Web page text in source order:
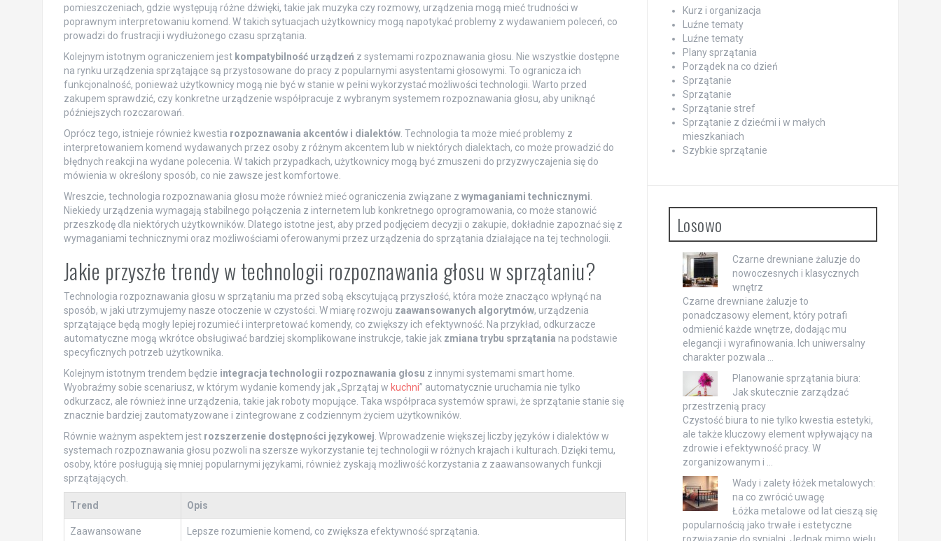
pomieszczeniach, gdzie występują różne dźwięki, takie jak muzyka czy rozmowy, urządzenia mogą mieć trudności w
poprawnym interpretowaniu komend. W takich sytuacjach użytkownicy mogą napotykać problemy z wydawaniem poleceń, co
prowadzi do frustracji i wydłużonego czasu sprzątania.
Kolejnym istotnym ograniczeniem jest kompatybilność urządzeń z systemami rozpoznawania głosu. Nie wszystkie dostępne
na rynku urządzenia sprzątające są przystosowane do pracy z popularnymi asystentami głosowymi. To ogranicza ich
funkcjonalność, ponieważ użytkownicy mogą nie być w stanie w pełni wykorzystać możliwości technologii. Warto przed
zakupem sprawdzić, czy konkretne urządzenie współpracuje z wybranym systemem rozpoznawania głosu, aby uniknąć
późniejszych rozczarowań.
Oprócz tego, istnieje również kwestia rozpoznawania akcentów i dialektów. Technologia ta może mieć problemy z
interpretowaniem komend wydawanych przez osoby z różnym akcentem lub w niektórych dialektach, co może prowadzić do
błędnych reakcji na wydane polecenia. W takich przypadkach, użytkownicy mogą być zmuszeni do przyzwyczajenia się do
mówienia w określony sposób, co nie zawsze jest komfortowe.
Wreszcie, technologia rozpoznawania głosu może również mieć ograniczenia związane z wymaganiami technicznymi
Niekiedy urządzenia wymagają stabilnego połączenia z internetem lub konkretnego oprogramowania, co może stanowić
przeszkodę dla niektórych użytkowników. Dlatego istotne jest, aby przed podjęciem decyzji o zakupie, dokładnie zapoznać się z
wymaganiami technicznymi oraz możliwościami oferowanymi przez urządzenia do sprzątania działające na tej technologii.
Jakie przyszłe trendy w technologii rozpoznawania głosu w sprzątaniu?
Technologia rozpoznawania głosu w sprzątaniu ma przed sobą ekscytującą przyszłość, która może znacząco wpłynąć na
sposób, w jaki utrzymujemy nasze otoczenie w czystości. W miarę rozwoju zaawansowanych algorytmów, urządzenia
sprzątające będą mogły lepiej rozumieć i interpretować komendy, co zwiększy ich efektywność. Na przykład, odkurzacze
automatyczne mogą wkrótce obsługiwać bardziej skomplikowane instrukcje, takie jak zmiana trybu sprzątania na podstawie
specyficznych potrzeb użytkownika.
Kolejnym istotnym trendem będzie integracja technologii rozpoznawania głosu z innymi systemami smart home.
Wyobraźmy sobie scenariusz, w którym wydanie komendy jak „Sprzątaj w kuchni” automatycznie uruchamia nie tylko
odkurzacz, ale również inne urządzenia, takie jak roboty mopujące. Taka współpraca systemów sprawi, że sprzątanie stanie się
znacznie bardziej zautomatyzowane i zintegrowane z codziennym życiem użytkowników.
Równie ważnym aspektem jest rozszerzenie dostępności językowej . Wprowadzenie większej liczby języków i dialektów w
systemach rozpoznawania głosu pozwoli na szersze wykorzystanie tej technologii w różnych krajach i kulturach. Dzięki temu,
osoby, które posługują się mniej popularnymi językami, również zyskają możliwość korzystania z zaawansowanych funkcji
sprzątających.
Trend Opis
Zaawansowane
Lepsze rozumienie komend, co zwiększa efektywność sprzątania.
Kurz i organizacja
Luźne tematy
Luźne tematy
Plany sprzątania
Porządek na co dzień
Sprzątanie
Sprzątanie
Sprzątanie stref
Sprzątanie z dziećmi i w małych
mieszkaniach
Szybkie sprzątanie
Losowo
Czarne drewniane żaluzje do
nowoczesnych i klasycznych
wnętrz
Czarne drewniane żaluzje to
ponadczasowy element, który potrafi
odmienić każde wnętrze, dodając mu
elegancji i wyrafinowania. Ich uniwersalny
charakter pozwala …
Planowanie sprzątania biura:
Jak skutecznie zarządzać
przestrzenią pracy
Czystość biura to nie tylko kwestia estetyki,
ale także kluczowy element wpływający na
zdrowie i efektywność pracy. W
zorganizowanym i …
Wady i zalety łóżek metalowych:
na co zwrócić uwagę
Łóżka metalowe od lat cieszą się
popularnością jako trwałe i estetyczne